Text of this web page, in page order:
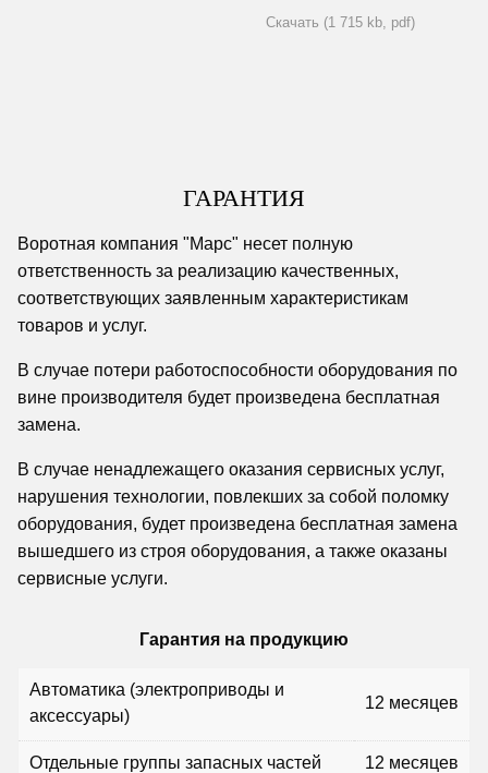
Скачать (1 715 kb, pdf)
ГАРАНТИЯ
Воротная компания "Марс" несет полную
ответственность за реализацию качественных,
соответствующих заявленным характеристикам
товаров и услуг.
В случае потери работоспособности оборудования по
вине производителя будет произведена бесплатная
замена.
В случае ненадлежащего оказания сервисных услуг,
нарушения технологии, повлекших за собой поломку
оборудования, будет произведена бесплатная замена
вышедшего из строя оборудования, а также оказаны
сервисные услуги.
Гарантия на продукцию
Автоматика (электроприводы и
аксессуары)
12 месяцев
Отдельные группы запасных частей 12 месяцев